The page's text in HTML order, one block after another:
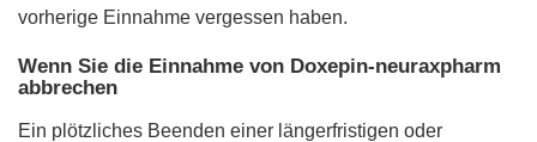
vorherige Einnahme vergessen haben.
Wenn Sie die Einnahme von Doxepin-neuraxpharm
abbrechen
Ein plötzliches Beenden einer längerfristigen oder